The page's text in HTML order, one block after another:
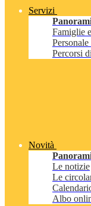
Servizi
Famiglie
Percorsi
Novità
Le notizie
Le
Albo